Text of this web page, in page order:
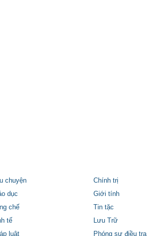
chuyện
Chính trị
dục
Giới tính
chế
Tin tặc
tế
Lưu Trữ
luật Phóng sự điều tra